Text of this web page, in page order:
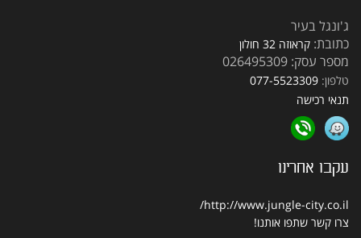
ג'ונגל בעיר
כתובת: קראוזה 32 חולון
מספר עסק: 026495309
טלפון: 077-5523309
תנאי רכישה
עקבו אחרינו
http://www.jungle-city.co.il/
צרו קשר שתפו אותנו!